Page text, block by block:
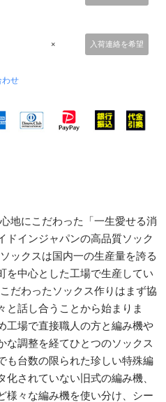
× 入荷連絡を希望
わせ
地にこだわった「一生愛せる消
ドインジャパンの高品質ソック
ックスは国内一の生産量を誇る
中心とした工場で生産してい
だわったソックス作りはまず協
と話し合うことから始まりま
工場で直接職人の方と編み機や
な調整を経てひとつのソックス
も台数の限られた珍しい特殊編
されていない旧式の編み機、
様々な編み機を使い分け、シー